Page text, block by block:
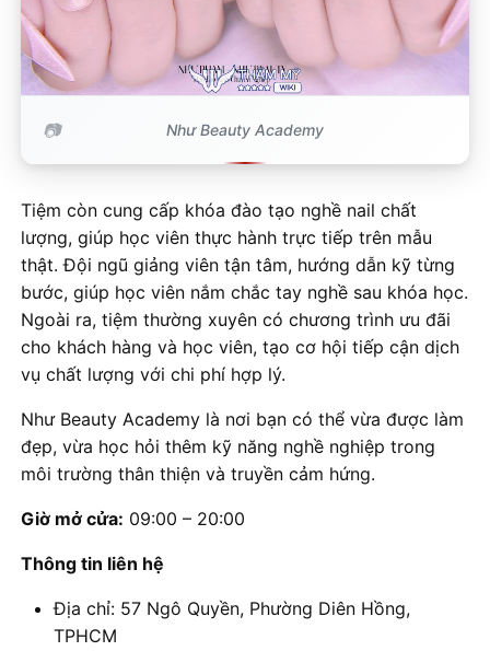
Như Beauty Academy
Tiệm còn cung cấp khóa đào tạo nghề nail chất
lượng, giúp học viên thực hành trực tiếp trên mẫu
thật. Đội ngũ giảng viên tận tâm, hướng dẫn kỹ từng
bước, giúp học viên nắm chắc tay nghề sau khóa học.
Ngoài ra, tiệm thường xuyên có chương trình ưu đãi
cho khách hàng và học viên, tạo cơ hội tiếp cận dịch
vụ chất lượng với chi phí hợp lý.
Như Beauty Academy là nơi bạn có thể vừa được làm
đẹp, vừa học hỏi thêm kỹ năng nghề nghiệp trong
môi trường thân thiện và truyền cảm hứng.
Giờ mở cửa: 09:00 – 20:00
Thông tin liên hệ
Địa chỉ: 57 Ngô Quyền, Phường Diên Hồng,
TPHCM